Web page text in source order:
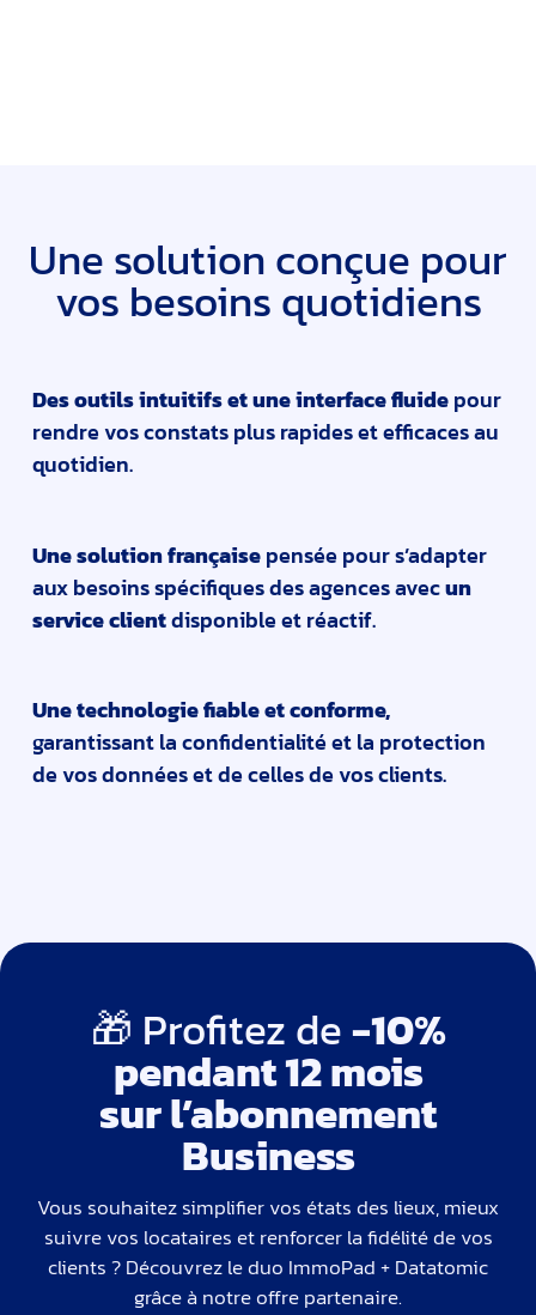
Une solution conçue pour
vos besoins quotidiens
Des outils intuitifs et une interface fluidepour
rendre vos constats plus rapides et efficaces au
quotidien.
Une solution françaisepensée pour s’adapter
aux besoins spécifiques des agences avecun
service clientdisponible et réactif.
Une technologie fiable et conforme,
garantissant la confidentialité et la protection
de vos données et de celles de vos clients.
🎁 Profitez de-10%
pendant 12 mois
surl’abonnement
Business
Vous souhaitez simplifier vos états des lieux, mieux
suivre vos locataires et renforcer la fidélité de vos
clients ? Découvrez le duo ImmoPad + Datatomic
grâce à notre offre partenaire.